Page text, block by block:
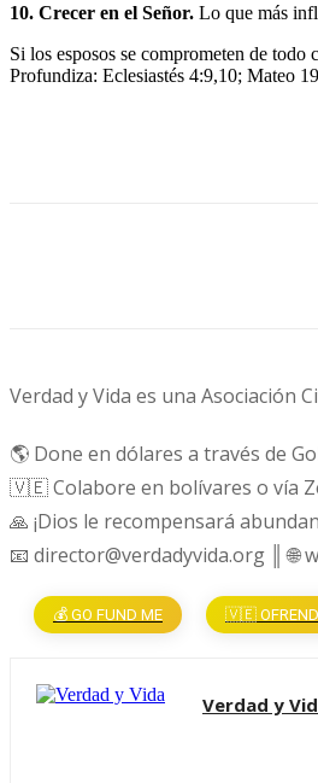
10. Crecer en el Señor. Lo que más
Si los esposos se comprometen de
Profundiza: Eclesiastés 4:9,10; Mateo
Verdad y Vida es una Asociación
🌎 Done en dólares a través de
🇻🇪 Colabore en bolívares o vía
🙏 ¡Dios le recompensará
📧 director@verdadyvida.org ║ 🌐
💰 GO FUND ME 🇻🇪
Verdad y